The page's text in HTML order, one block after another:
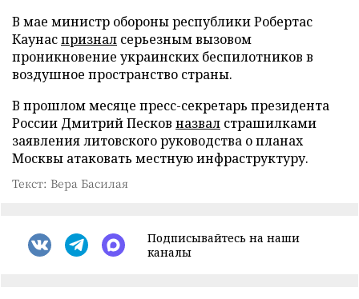
В мае министр обороны республики Робертас
Каунаспризнал серьезным вызовом
проникновение украинских беспилотников в
воздушное пространство страны.
В прошлом месяце пресс-секретарь президента
России Дмитрий Песков назвал страшилками
заявления литовского руководства о планах
Москвы атаковать местную инфраструктуру.
Текст: Вера Басилая
Подписывайтесь на наши
каналы